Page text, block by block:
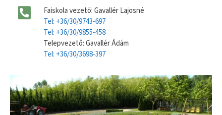
Faiskola vezető: Gavallér Lajosné
Tel: +36/30/9743-697
Tel: +36/30/9855-458
Telepvezető: Gavallér Ádám
Tel: +36/30/3698-397